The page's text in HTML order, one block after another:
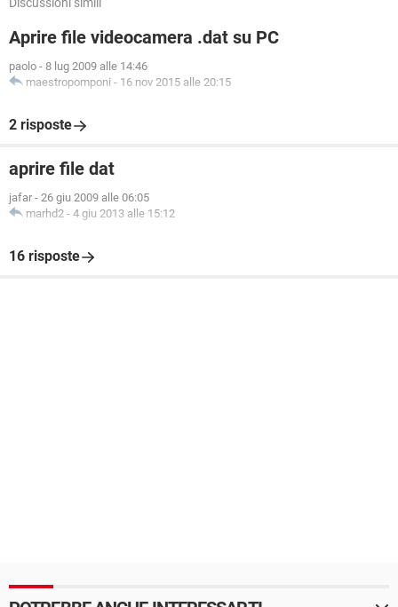
Aprire file videocamera .dat su PC
paolo - 8 lug 2009 alle 14:46
maestropomponi - 16 nov 2015 alle 20:15
2 risposte
aprire file dat
jafar - 26 giu 2009 alle 06:05
marhd2 - 4 giu 2013 alle 15:12
16 risposte